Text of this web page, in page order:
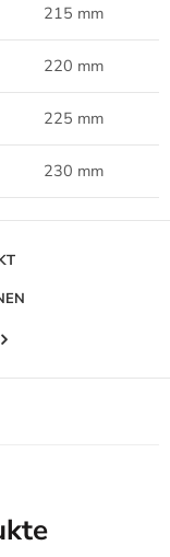
215 mm
220 mm
225 mm
230 mm